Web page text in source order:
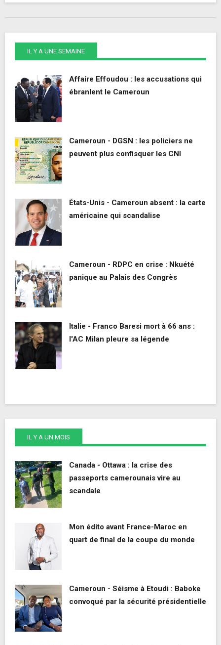
IL Y A UNE SEMAINE
Affaire Effoudou : les accusations qui
ébranlent le Cameroun
Cameroun - DGSN : les policiers ne
peuvent plus confisquer les CNI
États-Unis - Cameroun absent : la carte
américaine qui scandalise
Cameroun - RDPC en crise : Nkuété
panique au Palais des Congrès
Italie - Franco Baresi mort à 66 ans :
l'AC Milan pleure sa légende
IL Y A UN MOIS
Canada - Ottawa : la crise des
passeports camerounais vire au
scandale
Mon édito avant France-Maroc en
quart de final de la coupe du monde
Cameroun - Séisme à Etoudi : Baboke
convoqué par la sécurité présidentielle